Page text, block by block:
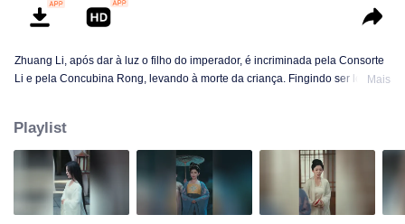
Zhuang Li, após dar à luz o filho do imperador, é incriminada pela Consorte
Li e pela Concubina Rong, levando à morte da criança. Fingindo ser louca,
imperatriz é a verdadeira culpada, ela habilmente retalia, levando à queda
da imperatriz. Zhuang Li finalmente se torna a imperatriz viúva, guiando seu
filho jovem para ascender ao trono.
Mais
Playlist